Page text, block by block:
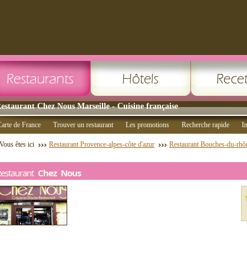
Chez Nous Marseille - Cuisine française
de France Trouver un restaurant Les promotions Recherche rapide
Vous êtes ici Restaurant Provence-alpes-côte d'azur Restaurant Bouches-du-
Chez Nous